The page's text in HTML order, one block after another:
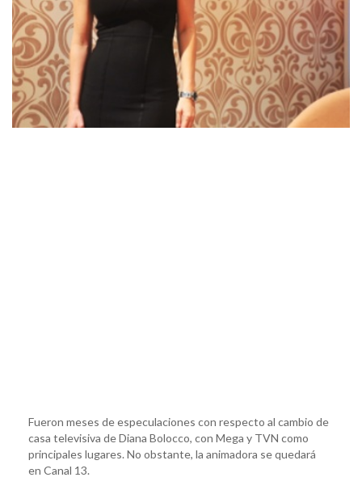
Fueron meses de especulaciones con respecto al cambio de
casa televisiva de Diana Bolocco, con Mega y TVN como
principales lugares. No obstante, la animadora se quedará
en Canal 13.